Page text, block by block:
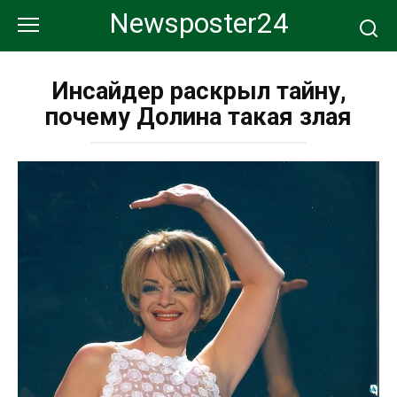
контенту
Newsposter24
Инсайдер раскрыл тайну,
почему Долина такая злая